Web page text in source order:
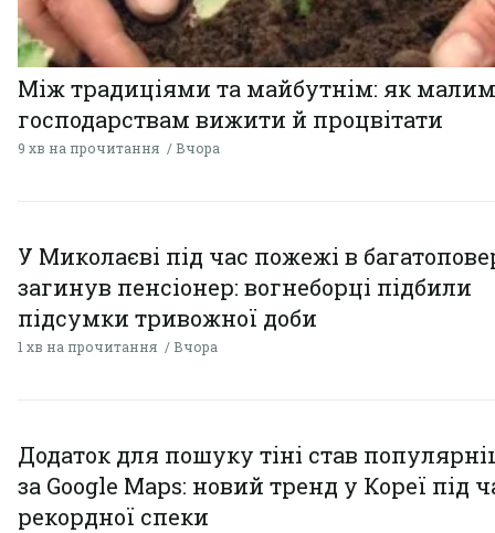
Між традиціями та майбутнім: як малим
господарствам вижити й процвітати
9 хв на прочитання Вчора
У Миколаєві під час пожежі в
загинув пенсіонер: вогнеборці підбили
підсумки тривожної доби
1 хв на прочитання Вчора
Додаток для пошуку тіні став
за Google Maps: новий тренд у Кореї під
рекордної спеки